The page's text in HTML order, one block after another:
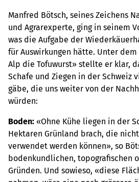
Manfred Bötsch, seines Zeichens
und Agrarexperte, ging in seinem
was die Aufgabe der
für Auswirkungen hätte. Unter
Alp die Tofuwurst» stellte er klar,
Schafe und Ziegen in der Schweiz
gäbe, die uns weiter von der
würden:
Boden: «Ohne Kühe liegen in der
Hektaren Grünland brach, die
verwendet werden können», so
bodenkundlichen, topografischen
Gründen. Und sowieso, «diese